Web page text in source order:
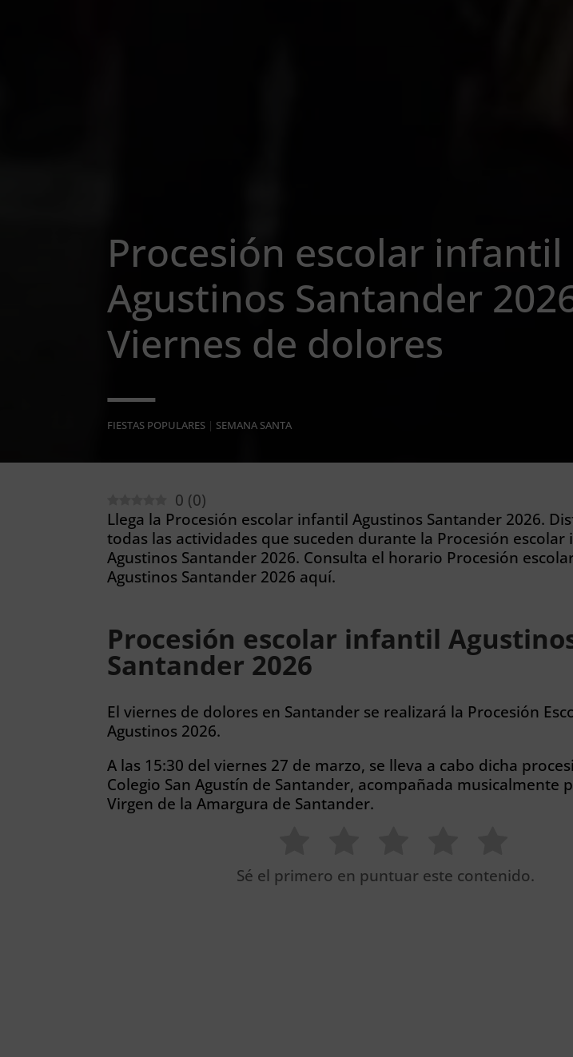
Procesión escolar infantil
Agustinos Santander
Viernes de dolores
FIESTAS POPULARES | SEMANA SANTA
0 (0)
Llega la Procesión escolar infantil Agustinos Santander 2026.
todas las actividades que suceden durante la Procesión escolar
Agustinos Santander 2026. Consulta el horario Procesión
Agustinos Santander 2026 aquí.
Procesión escolar infantil
Santander 2026
El viernes de dolores en Santander se realizará la Procesión
Agustinos 2026.
A las 15:30 del viernes 27 de marzo, se lleva a cabo dicha
Colegio San Agustín de Santander, acompañada musicalmente
Virgen de la Amargura de Santander.
Sé el primero en puntuar este contenido.